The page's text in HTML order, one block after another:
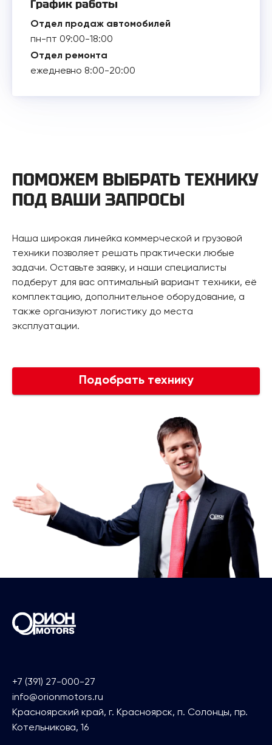
График работы
Отдел продаж автомобилей
пн-пт 09:00-18:00
Отдел ремонта
ежедневно 8:00-20:00
ПОМОЖЕМ ВЫБРАТЬ ТЕХНИКУ
ПОД ВАШИ ЗАПРОСЫ
Наша широкая линейка коммерческой и грузовой
техники позволяет решать практически любые
задачи. Оставьте заявку, и наши специалисты
подберут для вас оптимальный вариант техники, её
комплектацию, дополнительное оборудование, а
также организуют логистику до места
эксплуатации.
Подобрать технику
+7 (391) 27-000-27
info@orionmotors.ru
Красноярский край, г. Красноярск, п. Солонцы, пр.
Котельникова, 16